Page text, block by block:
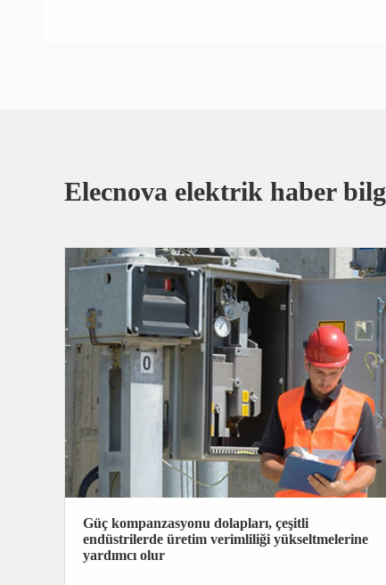
Elecnova elektrik haber
Güç kompanzasyonu dolapları, çeşitli
endüstrilerde üretim verimliliği yükseltmelerine
yardımcı olur